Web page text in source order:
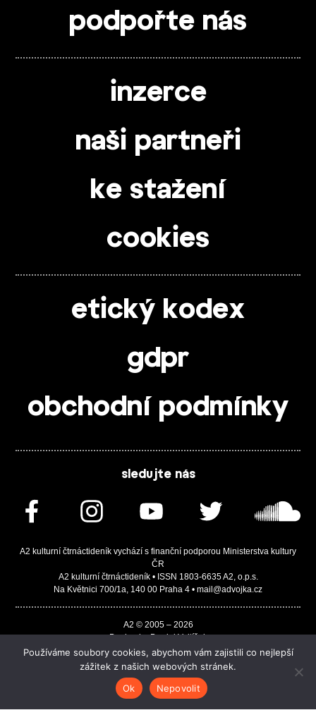
podpořte nás
inzerce
naši partneři
ke stažení
cookies
etický kodex
gdpr
obchodní podmínky
sledujte nás
A2 kulturní čtrnáctideník vychází s finanční podporou Ministerstva kultury
ČR
A2 kulturní čtrnáctideník • ISSN 1803-6635 A2, o.p.s.
Na Květnici 700/1a, 140 00 Praha 4 • mail@advojka.cz
A2 © 2005 – 2026
Design by Daniel Vojtíšek
Built by JASA-IT & ChSoft
Používáme soubory cookies, abychom vám zajistili co nejlepší
zážitek z našich webových stránek.
Ok
Nepovolit